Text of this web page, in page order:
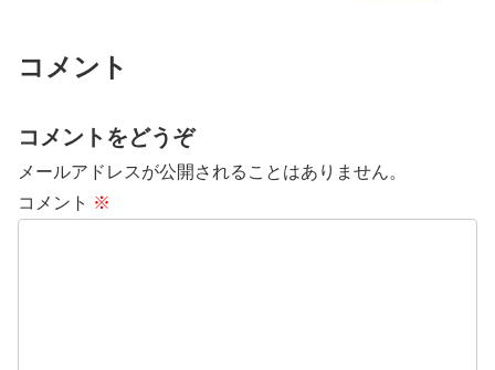
コメント
コメントをどうぞ
メールアドレスが公開されることはありません。
コメント ※